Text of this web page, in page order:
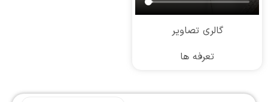
گالری تصاویر
تعرفه ها